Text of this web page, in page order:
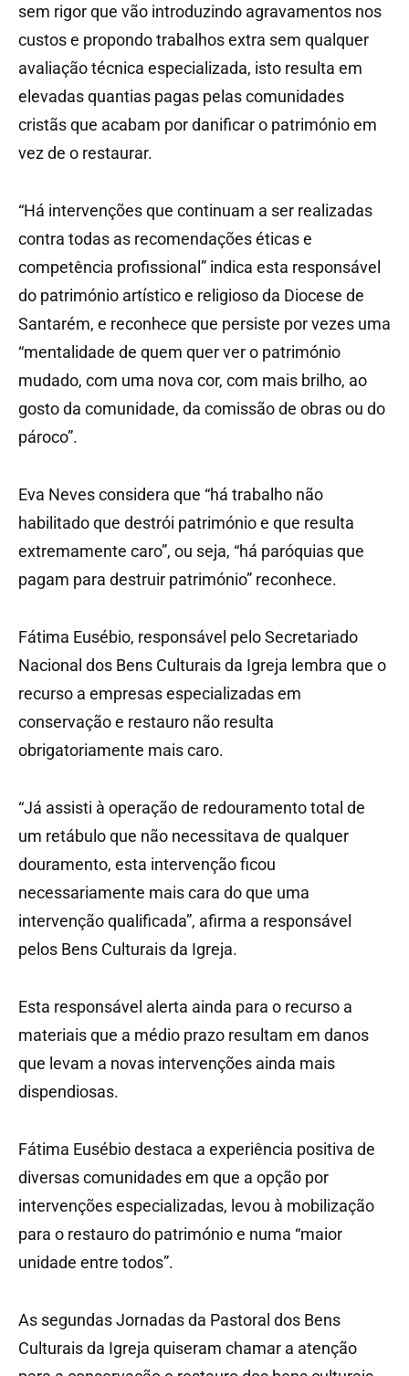
sem rigor que vão introduzindo agravamentos nos
custos e propondo trabalhos extra sem qualquer
avaliação técnica especializada, isto resulta em
elevadas quantias pagas pelas comunidades
cristãs que acabam por danificar o património em
vez de o restaurar.
“Há intervenções que continuam a ser realizadas
contra todas as recomendações éticas e
competência profissional” indica esta responsável
do património artístico e religioso da Diocese de
Santarém, e reconhece que persiste por vezes uma
“mentalidade de quem quer ver o património
mudado, com uma nova cor, com mais brilho, ao
gosto da comunidade, da comissão de obras ou do
pároco”.
Eva Neves considera que “há trabalho não
habilitado que destrói património e que resulta
extremamente caro”, ou seja, “há paróquias que
pagam para destruir património” reconhece.
Fátima Eusébio, responsável pelo Secretariado
Nacional dos Bens Culturais da Igreja lembra que o
recurso a empresas especializadas em
conservação e restauro não resulta
obrigatoriamente mais caro.
“Já assisti à operação de redouramento total de
um retábulo que não necessitava de qualquer
douramento, esta intervenção ficou
necessariamente mais cara do que uma
intervenção qualificada”, afirma a responsável
pelos Bens Culturais da Igreja.
Esta responsável alerta ainda para o recurso a
materiais que a médio prazo resultam em danos
que levam a novas intervenções ainda mais
dispendiosas.
Fátima Eusébio destaca a experiência positiva de
diversas comunidades em que a opção por
intervenções especializadas, levou à mobilização
para o restauro do património e numa “maior
unidade entre todos”.
As segundas Jornadas da Pastoral dos Bens
Culturais da Igreja quiseram chamar a atenção